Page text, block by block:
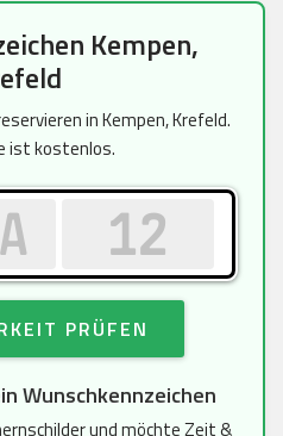
Kempen,
in Kempen, Krefeld.
ist kostenlos.
PRÜFEN
Wunschkennzeichen
und möchte Zeit &